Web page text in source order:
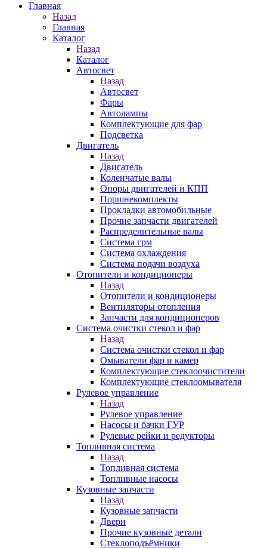
Главная
Назад
Главная
Каталог
Назад
Каталог
Автосвет
Назад
Автосвет
Фары
Автолампы
Комплектующие для фар
Подсветка
Двигатель
Назад
Двигатель
Коленчатые валы
Опоры двигателей и КПП
Поршнекомплекты
Прокладки автомобильные
Прочие запчасти двигателей
Распределительные валы
Система грм
Система охлаждения
Система подачи воздуха
Отопители и кондиционеры
Назад
Отопители и кондиционеры
Вентиляторы отопления
Запчасти для кондиционеров
Система очистки стекол и фар
Назад
Система очистки стекол и фар
Омыватели фар и камер
Комплектующие стеклоочистители
Комплектующие стеклоомывателя
Рулевое управление
Назад
Рулевое управление
Насосы и бачки ГУР
Рулевые рейки и редукторы
Топливная система
Назад
Топливная система
Топливные насосы
Кузовные запчасти
Назад
Кузовные запчасти
Двери
Прочие кузовные детали
Стеклоподъёмники